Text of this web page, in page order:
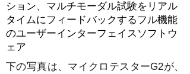
ション、マルチモーダル試験をリアル
タイムにフィードバックするフル機能
のユーザーインターフェイスソフトウ
ェア
下の写真は、マイクロテスターG2が、